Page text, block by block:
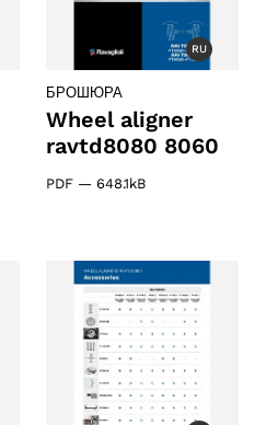
RU
БРОШЮРА
Wheel aligner
ravtd8080 8060
PDF — 648.1kB